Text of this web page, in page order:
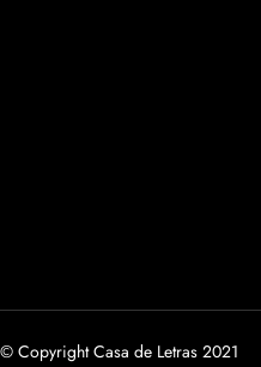
© Copyright Casa de Letras 2021